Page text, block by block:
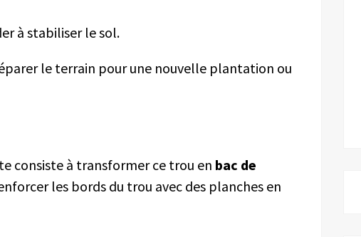
à stabiliser le sol.
le terrain pour une nouvelle plantation ou
consiste à transformer ce trou en bac de
les bords du trou avec des planches en